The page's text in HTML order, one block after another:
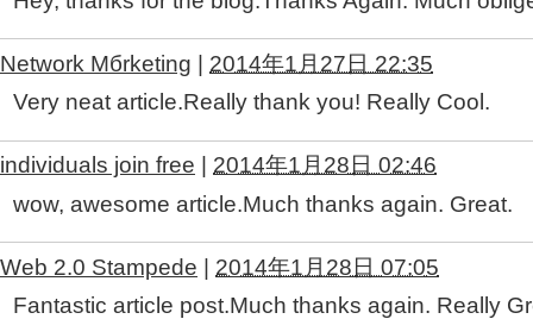
Network Mбrketing
2014年1月27日 22:35
Very neat article.Really thank you! Really Cool.
individuals join free
2014年1月28日 02:46
wow, awesome article.Much thanks again. Great.
Web 2.0 Stampede | 2014年1月28日 07:05
Fantastic article post.Much thanks again. Really